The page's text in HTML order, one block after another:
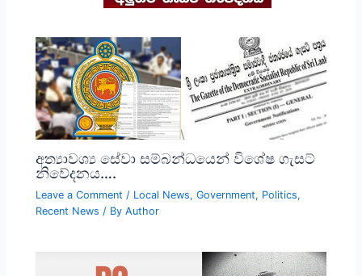
අත්‍යාවශ්‍ය සේවා සම්බන්ධයෙන් විශේෂ ගැසට්
නිවේදනය….
Leave a Comment / Local News,Government, Politics,
Recent News / ByAuthor